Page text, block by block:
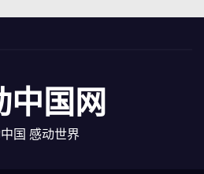
中国网
国 感动世界